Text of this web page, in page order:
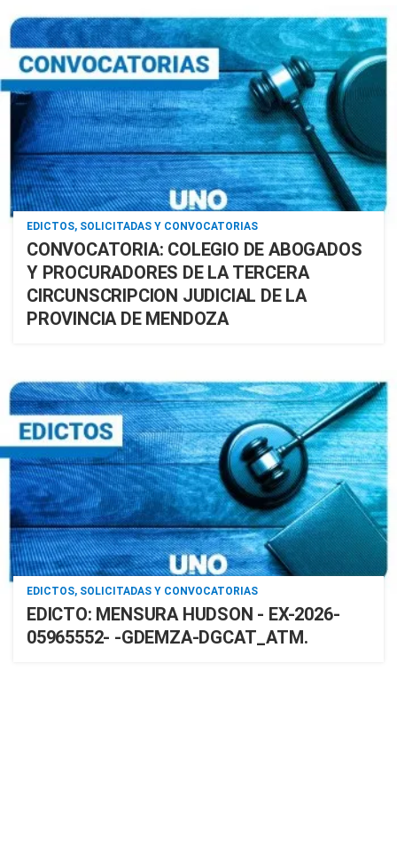
EDICTOS, SOLICITADAS Y CONVOCATORIAS
CONVOCATORIA: COLEGIO DE ABOGADOS
Y PROCURADORES DE LA TERCERA
CIRCUNSCRIPCION JUDICIAL DE LA
PROVINCIA DE MENDOZA
EDICTOS, SOLICITADAS Y CONVOCATORIAS
EDICTO: MENSURA HUDSON - EX-2026-
05965552- -GDEMZA-DGCAT_ATM.